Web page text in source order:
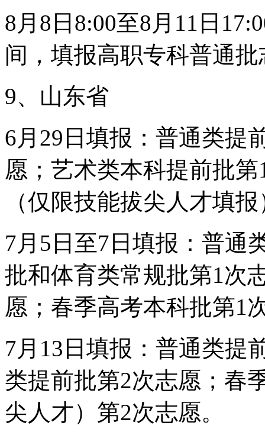
8月8日8:00至8月11日
间，填报高职专科普通批
9、山东省
6月29日填报：普通类提
愿；艺术类本科提前批
（仅限技能拔尖人才填
7月5日至7日填报：普通
批和体育类常规批第1次
愿；春季高考本科批第1
7月13日填报：普通类提
类提前批第2次志愿；春
尖人才）第2次志愿。